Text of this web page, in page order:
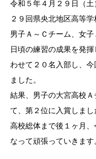
令和５年４月２９日（
２９回県央北地区高等
男子Ａ～Ｃチーム、女子
日頃の練習の成果を発
わせて２０名入部し、
ました。
結果、男子の大宮高校
て、第２位に入賞しまし
高校総体まで後１ヶ月
なって頑張っていきます